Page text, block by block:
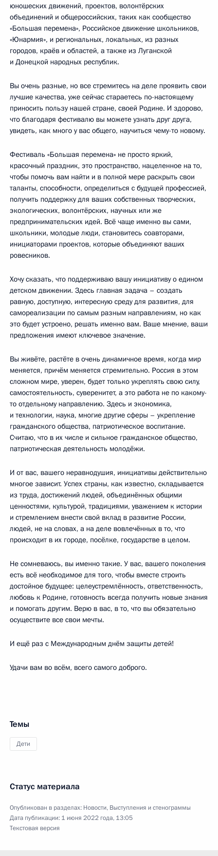
юношеских движений, проектов, волонтёрских
объединений и общероссийских, таких как сообщество
«Большая перемена», Российское движение школьников,
«Юнармия», и региональных, локальных, из разных
городов, краёв и областей, а также из Луганской
и Донецкой народных республик.
Вы очень разные, но все стремитесь на деле проявить свои
лучшие качества, уже сейчас стараетесь по-настоящему
приносить пользу нашей стране, своей Родине. И здорово,
что благодаря фестивалю вы можете узнать друг друга,
увидеть, как много у вас общего, научиться чему-то новому.
Фестиваль «Большая перемена» не просто яркий,
красочный праздник, это пространство, нацеленное на то,
чтобы помочь вам найти и в полной мере раскрыть свои
таланты, способности, определиться с будущей профессией,
получить поддержку для ваших собственных творческих,
экологических, волонтёрских, научных или же
предпринимательских идей. Всё чаще именно вы сами,
школьники, молодые люди, становитесь соавторами,
инициаторами проектов, которые объединяют ваших
ровесников.
Хочу сказать, что поддерживаю вашу инициативу о едином
детском движении. Здесь главная задача – создать
равную, доступную, интересную среду для развития, для
самореализации по самым разным направлениям, но как
это будет устроено, решать именно вам. Ваше мнение, ваши
предложения имеют ключевое значение.
Вы живёте, растёте в очень динамичное время, когда мир
меняется, причём меняется стремительно. Россия в этом
сложном мире, уверен, будет только укреплять свою силу,
самостоятельность, суверенитет, а это работа не по какому-
то отдельному направлению. Здесь и экономика,
и технологии, наука, многие другие сферы – укрепление
гражданского общества, патриотическое воспитание.
Считаю, что в их числе и сильное гражданское общество,
патриотическая деятельность молодёжи.
И от вас, вашего неравнодушия, инициативы действительно
многое зависит. Успех страны, как известно, складывается
из труда, достижений людей, объединённых общими
ценностями, культурой, традициями, уважением к истории
и стремлением внести свой вклад в развитие России,
людей, не на словах, а на деле вовлечённых в то, что
происходит в их городе, посёлке, государстве в целом.
Не сомневаюсь, вы именно такие. У вас, вашего поколения
есть всё необходимое для того, чтобы вместе строить
достойное будущее: целеустремлённость, ответственность,
любовь к Родине, готовность всегда получить новые знания
и помогать другим. Верю в вас, в то, что вы обязательно
осуществите все свои мечты.
И ещё раз с Международным днём защиты детей!
Удачи вам во всём, всего самого доброго.
Темы
Дети
Статус материала
Опубликован в разделах: Новости, Выступления и стенограммы
Дата публикации: 1 июня 2022 года, 13:05
Текстовая версия